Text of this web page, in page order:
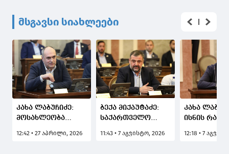
მსგავსი სიახლეები
კახა ლაბუჩიძე:
მოსახლეობა
12:42 • 27 აპრილი, 2026
ბექა მიქაუტაძე:
საქართველო
მსოფლიოში ერთ-
11:43 • 7 აგვისტო, 2026
კახა
ისნის
12:18 • 7